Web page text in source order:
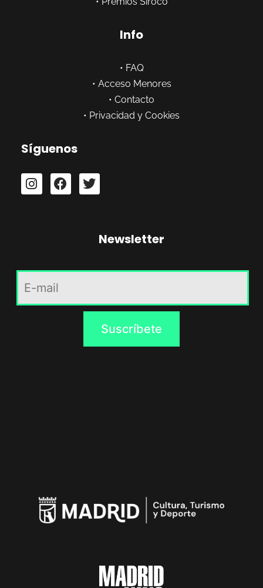
Info
• FAQ
• Acceso Menores
• Contacto
• Privacidad y Cookies
Síguenos
Newsletter